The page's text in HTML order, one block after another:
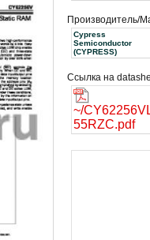
Производитель/
Cypress
Semiconductor
(CYPRESS)
Ссылка на
~/
55RZC.pdf